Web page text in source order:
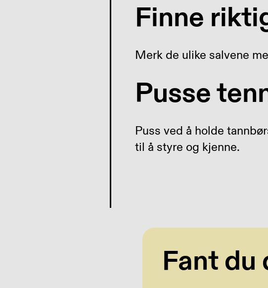
Finne
Merk de ulike salvene
Pusse
Puss ved å holde
til å styre og kjenne.
Fant